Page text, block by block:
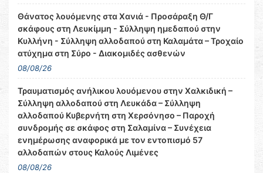
Θάνατος λουόμενης στα Χανιά - Προσάραξη Θ/Γ
σκάφους στη Λευκίμμη - Σύλληψη ημεδαπού στην
Κυλλήνη - Σύλληψη αλλοδαπού στη Καλαμάτα – Τροχαίο
ατύχημα στη Σύρο - Διακομιδές ασθενών
08/08/26
Τραυματισμός ανήλικου λουόμενου στην Χαλκιδική –
Σύλληψη αλλοδαπού στη Λευκάδα – Σύλληψη
αλλοδαπού Κυβερνήτη στη Χερσόνησο – Παροχή
συνδρομής σε σκάφος στη Σαλαμίνα – Συνέχεια
ενημέρωσης αναφορικά με τον εντοπισμό 57
αλλοδαπών στους Καλούς Λιμένες
08/08/26